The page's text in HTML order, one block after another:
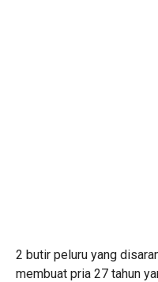
2 butir peluru yang
membuat pria 27 tahun